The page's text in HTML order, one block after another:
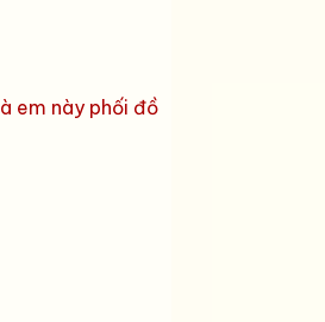
em này phối đồ